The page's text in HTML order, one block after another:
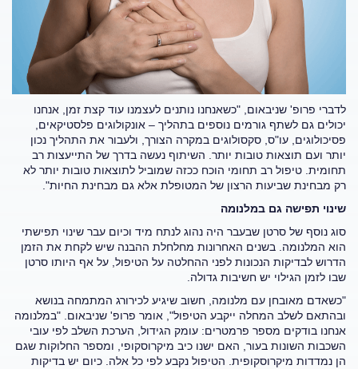
לדברי פרופ' שניבאום, "כשאנחנו נותנים לעצמנו עוד קצת זמן, אנחנו
יכולים גם לשתף גורמים נוספים בתהליך – אונקולוגים פלסטיקאים,
פסיכולוגים, עו"ס, סקסולוגים במקרה הצורך, ולעבור את התהליך נכון
יותר ועם תוצאות טובות יותר. השיתוף נעשה בדרך של התייעצות רב
תחומית. טיפול רב תחומי הוכח ככזה שמוביל לתוצאות טובות יותר לא
רק מבחינת שביעות הרצון של המטופלת אלא גם מבחינת החיות".
שינוי תפישה גם במלנומה
סוג נוסף של סרטן שבעבר היה נהוג לנתח מיד וכיום עבר שינוי תפישתי
הוא המלנומה. בשנים האחרונות מחלחלת ההבנה שיש לקחת את הזמן
הדרוש לבדיקות הנכונות לפני ההחלטה על הטיפול, על אף היותו סרטן
שבו לזמן הגילוי יש חשיבות גדולה.
"כשאדם מאובחן עם מלנומה, חשוב שיגיע לכירורג המתמחה בנושא
ובהתאם לשלב המחלה ייקבע הטיפול", אומר פרופ' שניבאום. "במלנומה
אנחנו בודקים מספר פרמטרים: עומק הגידול, הערכת השלב לפי עובי
השכבות השונות בעור, האם ישנו כיב מיקרוסקופי, ומספר החלוקות שגם
הן נמדדות מיקרוסקופית. הטיפול נקבע לפי כל אלה. כיום יש בדיקות